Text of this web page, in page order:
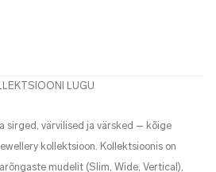
LUGU
sirged, värvilised ja värsked – kõige
kollektsioon. Kollektsioonis on
mudelit (Slim, Wide, Vertical),